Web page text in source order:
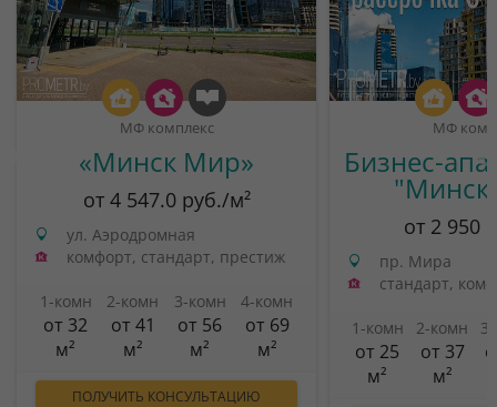
МФ комплекс
«Минск Мир»
от 4 547.0 руб./м²
ул. Аэродромная
комфорт, стандарт, престиж
1-комн
от 32
м²
2-комн
от 41
м²
3-комн
от 56
м²
4-комн
от 69
м²
ПОЛУЧИТЬ КОНСУЛЬТАЦИЮ
МФ
Бизнес-
от 2 950
пр. Мира
стандарт,
1-комн
от 25
м²
2-комн
от 37
м²